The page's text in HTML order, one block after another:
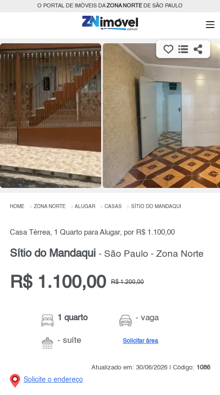
O PORTAL DE IMÓVEIS DAZONA NORTEDE SÃO PAULO
HOME ZONA NORTE ALUGAR CASAS SÍTIO DO MANDAQUI
Casa Térrea, 1 Quarto para Alugar, por R$ 1.100,00
Sítio do Mandaqui - São Paulo - Zona Norte
R$ 1.100,00 R$ 1.200,00
1 quarto
- suíte
- vaga
Solicitar área
Atualizado em: 30/06/2026 | Código: 1086
Solicite o endereço